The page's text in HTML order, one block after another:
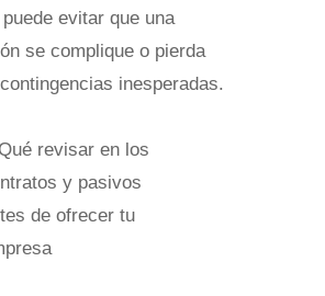
evitar que una
se complique o pierda
inesperadas.